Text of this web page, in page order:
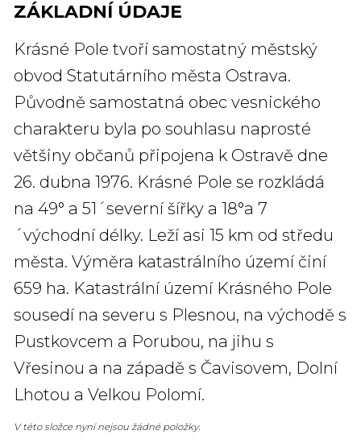
ZÁKLADNÍ ÚDAJE
Krásné Pole tvoří samostatný městský
obvod Statutárního města Ostrava.
Původně samostatná obec vesnického
charakteru byla po souhlasu naprosté
většiny občanů připojena k Ostravě dne
26. dubna 1976. Krásné Pole se rozkládá
na 49° a 51´severní šířky a 18°a 7
´východní délky. Leží asi 15 km od středu
města. Výměra katastrálního území činí
659 ha. Katastrální území Krásného Pole
sousedí na severu s Plesnou, na východě s
Pustkovcem a Porubou, na jihu s
Vřesinou a na západě s Čavisovem, Dolní
Lhotou a Velkou Polomí.
V této složce nyní nejsou žádné položky.